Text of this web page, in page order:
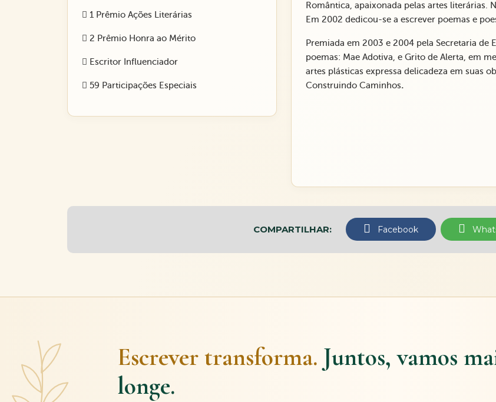
1 Prêmio Ações Literárias
2 Prêmio Honra ao Mérito
Escritor Influenciador
59 Participações Especiais
Romântica, apaixonada pelas artes literárias.
Em 2002 dedicou-se a escrever poemas e
Premiada em 2003 e 2004 pela Secretaria de
poemas: Mae Adotiva, e Grito de Alerta, em
artes plásticas expressa delicadeza em suas
Construindo Caminhos.
COMPARTILHAR: Facebook
Escrever transforma. Juntos, vamos
longe.